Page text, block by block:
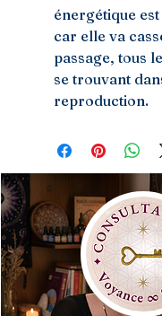
énergétique
car elle va
passage, tous
se trouvant
reproduction.